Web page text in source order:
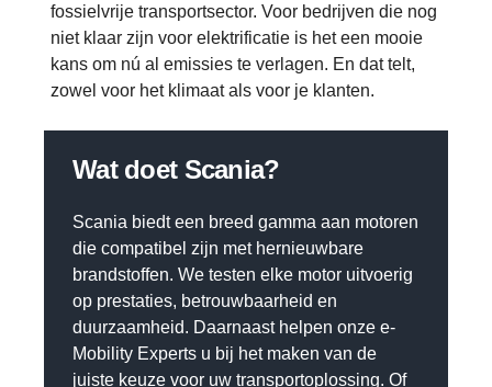
fossielvrije transportsector. Voor bedrijven die nog
niet klaar zijn voor elektrificatie is het een mooie
kans om nú al emissies te verlagen. En dat telt,
zowel voor het klimaat als voor je klanten.
Wat doet Scania?
Scania biedt een breed gamma aan motoren
die compatibel zijn met hernieuwbare
brandstoffen. We testen elke motor uitvoerig
op prestaties, betrouwbaarheid en
duurzaamheid. Daarnaast helpen onze e-
Mobility Experts u bij het maken van de
juiste keuze voor uw transportoplossing. Of